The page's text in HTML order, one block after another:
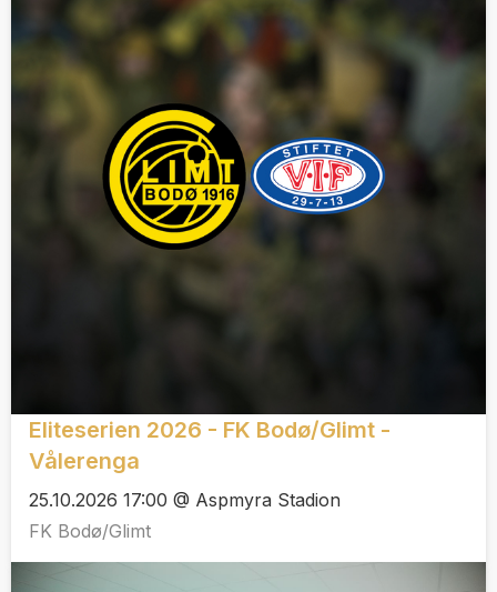
Eliteserien 2026 - FK Bodø/Glimt -
Vålerenga
25.10.2026 17:00 @ Aspmyra Stadion
FK Bodø/Glimt